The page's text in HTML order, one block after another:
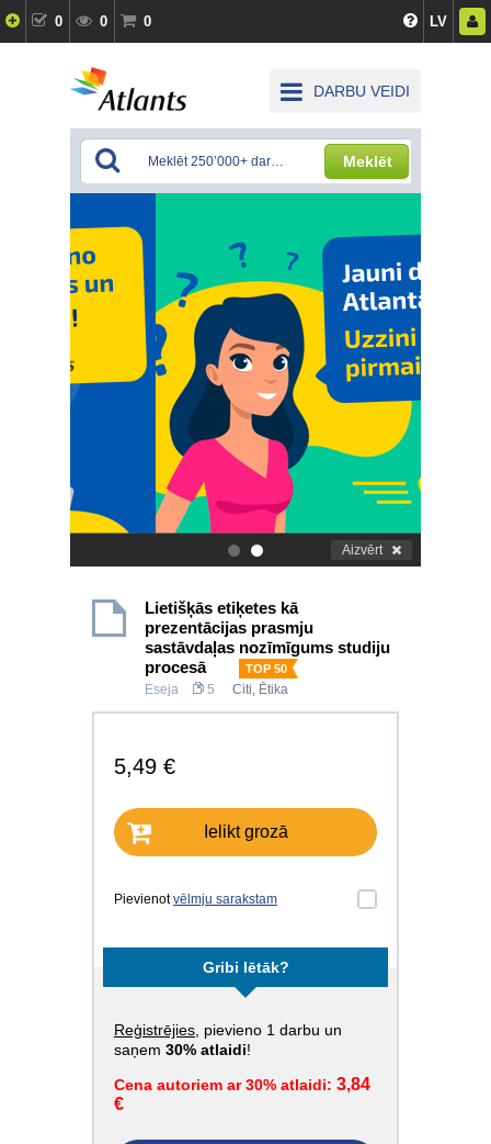
0 0 0 LV
DARBU VEIDI
Meklēt
. Aizvērt
Lietišķās etiķetes kā
prezentācijas prasmju
sastāvdaļas nozīmīgums studiju
procesā
TOP 50
Eseja 5 Citi, Ētika
5,49 €
Ielikt grozā
Pievienotvēlmju sarakstam
Gribi lētāk?
Reģistrējies , pievieno 1 darbu un
saņem 30% atlaidi!
Cena autoriem ar 30% atlaidi: 3,84
€